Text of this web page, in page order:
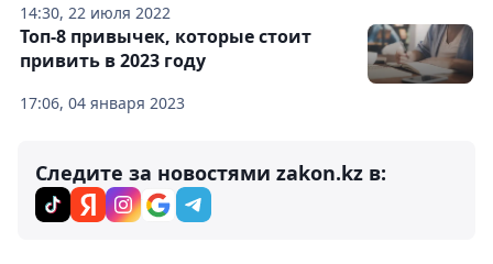
14:30, 22 июля 2022
17:06, 04 января 2023
Топ-8 привычек, которые стоит
привить в 2023 году
Следите за новостями zakon.kz в: